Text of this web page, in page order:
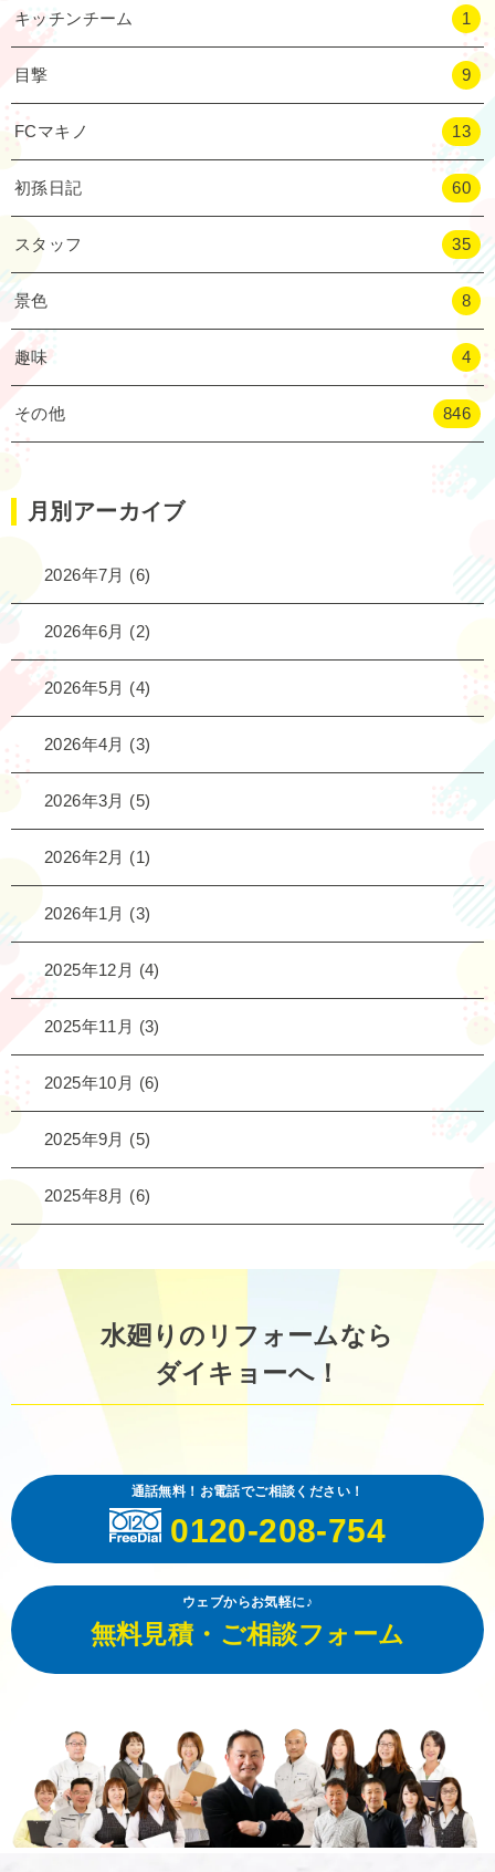
キッチンチーム 1
目撃 9
FCマキノ 13
初孫日記 60
スタッフ 35
景色 8
趣味 4
その他 846
月別アーカイブ
2026年7月 (6)
2026年6月 (2)
2026年5月 (4)
2026年4月 (3)
2026年3月 (5)
2026年2月 (1)
2026年1月 (3)
2025年12月 (4)
2025年11月 (3)
2025年10月 (6)
2025年9月 (5)
2025年8月 (6)
水廻りのリフォームなら
ダイキョーへ！
通話無料！お電話でご相談ください！
0120-208-754
ウェブからお気軽に♪
無料見積・ご相談フォーム